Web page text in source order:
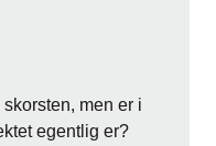
men er i
egentlig er?